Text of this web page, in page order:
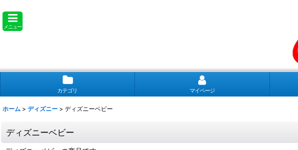
メニュー
カテゴリ マイページ
ホーム > ディズニー > ディズニーベビー
ディズニーベビー